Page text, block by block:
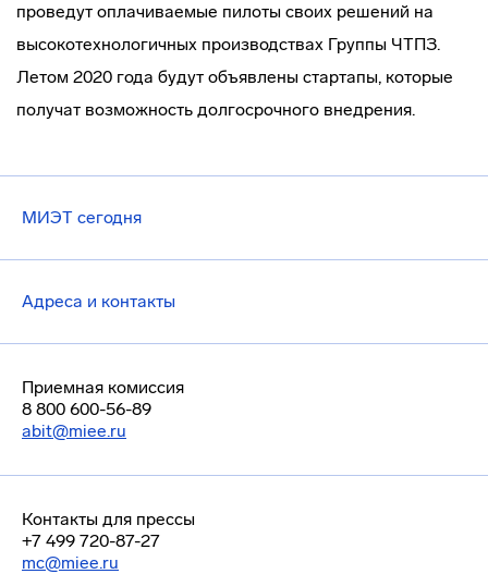
проведут оплачиваемые пилоты своих решений на
высокотехнологичных производствах Группы ЧТПЗ.
Летом 2020 года будут объявлены стартапы, которые
получат возможность долгосрочного внедрения.
МИЭТ сегодня
Адреса и контакты
Приемная комиссия
8 800 600-56-89
abit@miee.ru
Контакты для прессы
+7 499 720-87-27
mc@miee.ru